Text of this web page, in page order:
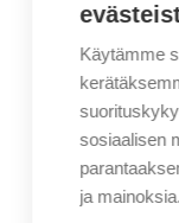
Nimi*
Sähköposti*
Käytämme
sosiaalisen
ja